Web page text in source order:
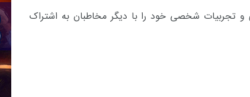
تجربیات شخصی خود را با دیگر مخاطبان به اشتراک